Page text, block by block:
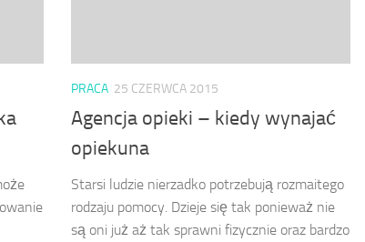
PRACA 25 CZERWCA 2015
Agencja opieki – kiedy wynajać
opiekuna
Starsi ludzie nierzadko potrzebują rozmaitego
rodzaju pomocy. Dzieje się tak ponieważ nie
są oni już aż tak sprawni fizycznie oraz bardzo